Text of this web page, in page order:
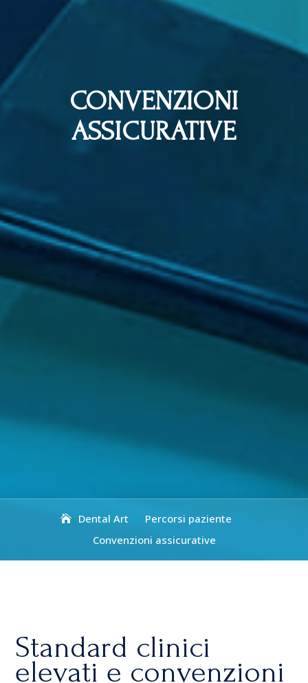
CONVENZIONI
ASSICURATIVE
Dental Art  Percorsi paziente 
Convenzioni assicurative
Standard clinici
elevati e convenzioni